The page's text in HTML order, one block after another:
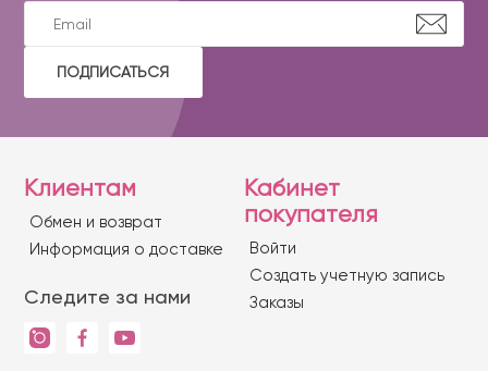
ПОДПИСАТЬСЯ
Клиентам
Обмен и возврат
Информация о доставке
Следите за нами
Кабинет
покупателя
Войти
Создать учетную запись
Заказы